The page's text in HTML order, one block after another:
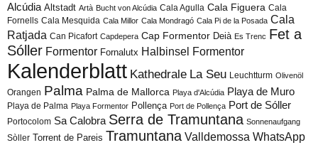
Alcúdia Altstadt Artà Bucht von Alcúdia Cala Agulla Cala Figuera Cala
Fornells Cala Mesquida Cala Millor Cala Mondragó Cala Pi de la Posada Cala
Ratjada Can Picafort Capdepera Cap Formentor Deià Es Trenc Fet a
Sóller Formentor Fornalutx Halbinsel Formentor
Kalenderblatt Kathedrale La Seu Leuchtturm Olivenöl
Orangen Palma Palma de Mallorca Playa d'Alcúdia Playa de Muro
Playa de Palma Playa Formentor Pollença Port de Pollença Port de Sóller
Portocolom Sa Calobra Serra de Tramuntana Sonnenaufgang
Sòller Torrent de Pareis Tramuntana Valldemossa WhatsApp